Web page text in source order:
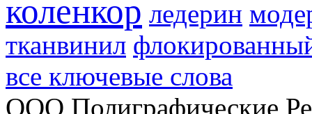
коленкор ледерин
тканвинил
все ключевые слова
ООО Полиграфические